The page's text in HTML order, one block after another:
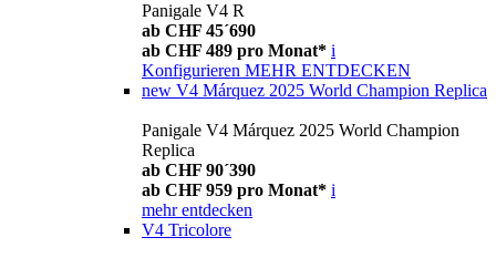
Panigale V4 R
ab CHF 45´690
ab CHF 489 pro Monat* i
Konfigurieren MEHR ENTDECKEN
new V4 Márquez 2025 World Champion Replica
Panigale V4 Márquez 2025 World Champion
Replica
ab CHF 90´390
ab CHF 959 pro Monat* i
mehr entdecken
V4 Tricolore